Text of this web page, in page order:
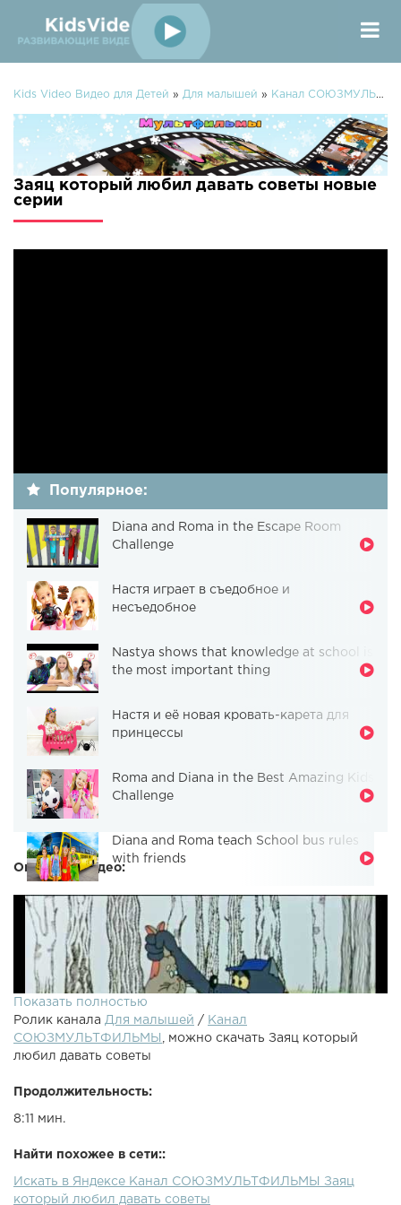
Kids Video Видео для Детей » Для малышей » Канал СОЮЗМУЛЬТФИЛЬМЫ
Заяц который любил давать советы новые
серии
Популярное:
Diana and Roma in the Escape Room
Challenge
Настя играет в съедобное и
несъедобное
Nastya shows that knowledge at school is
the most important thing
Настя и её новая кровать-карета для
принцессы
Roma and Diana in the Best Amazing Kids
Challenge
Diana and Roma teach School bus rules
with friends
Описание видео:
Мультфильм-комедия для взрослых, о зайце который сам
Показать полностью
Ролик канала Для малышей / Канал
СОЮЗМУЛЬТФИЛЬМЫ
, можно скачать Заяц который
любил давать советы
Продолжительность:
8:11 мин.
Найти похожее в сети::
Искать в Яндексе Канал СОЮЗМУЛЬТФИЛЬМЫ Заяц
который любил давать советы